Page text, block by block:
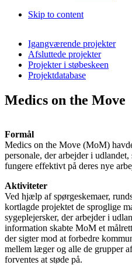
Skip to content
Igangværende projekter
Afsluttede projekter
Projekter i støbeskeen
Projektdatabase
Medics on the Move
Formål
Medics on the Move (MoM)
personale, der arbejder i
fungere effektivt på deres nye
Aktiviteter
Ved hjælp af spørgeskemaer,
kortlagde projektet de sproglige
sygeplejersker, der arbejder i
information skabte MoM et
der sigter mod at forbedre
mellem læger og alle de grupper
forventes at støde på.